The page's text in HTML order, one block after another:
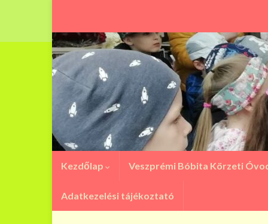
Kezdőlap Veszprémi Bóbita Körzeti
Adatkezelési tájékoztató